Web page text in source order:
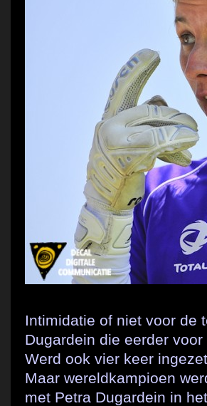
Intimidatie of niet voor de
Dugardein die eerder
Werd ook vier keer
Maar wereldkampioen
met Petra Dugardein in